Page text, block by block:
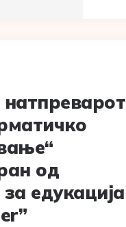
од
едукација